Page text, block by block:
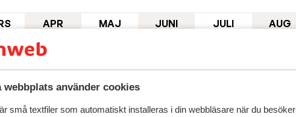
webbplats använder cookies
små textfiler som automatiskt installeras i din webbläsare när du
stränder
hotell nära den finkorniga sju kilometer långa sandstranden.
antingen direkt på stranden eller nära La Marina d'Agadir
kring stranden när du är i Agadir, här spelas fotboll, du kan
även flera fina banor här.
APR
22°C
MAJ JUNI JULI AUG